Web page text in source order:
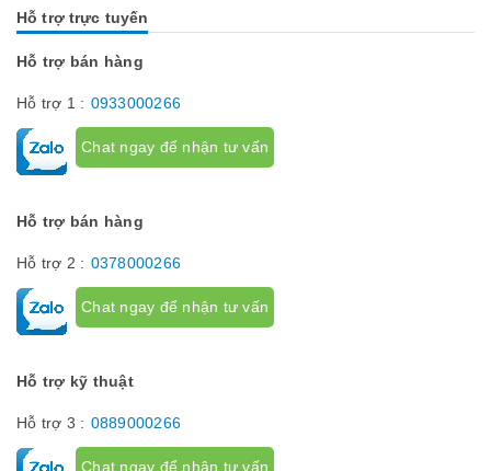
Hỗ trợ trực tuyến
Hỗ trợ bán hàng
Hỗ trợ 1 : 0933000266
Chat ngay để nhận tư vấn
Hỗ trợ bán hàng
Hỗ trợ 2 : 0378000266
Chat ngay để nhận tư vấn
Hỗ trợ kỹ thuật
Hỗ trợ 3 : 0889000266
Chat ngay để nhận tư vấn